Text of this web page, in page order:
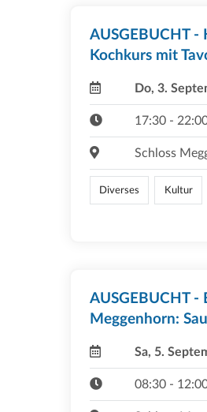
AUSGEBUCHT
Kochkurs mit
Do, 3.
17:30 -
Schloss
Diverses Kultur
AUSGEBUCHT -
Meggenhorn:
Sa, 5.
08:30 -